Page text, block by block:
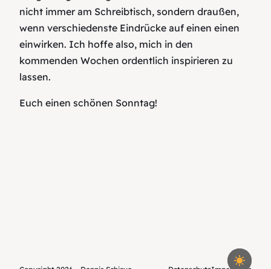
nicht immer am Schreibtisch, sondern draußen,
wenn verschiedenste Eindrücke auf einen einen
einwirken. Ich hoffe also, mich in den
kommenden Wochen ordentlich inspirieren zu
lassen.
Euch einen schönen Sonntag!